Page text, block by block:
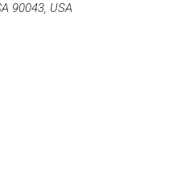
90043, USA